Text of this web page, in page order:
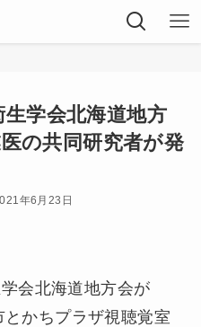
学会北海道地方
の共同研究者が発
年6月23日
会北海道地方会が
かちプラザ視聴覚室